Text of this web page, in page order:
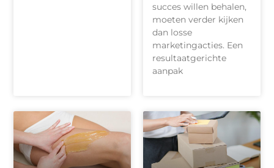
succes willen behalen,
moeten verder kijken
dan losse
marketingacties. Een
resultaatgerichte
aanpak